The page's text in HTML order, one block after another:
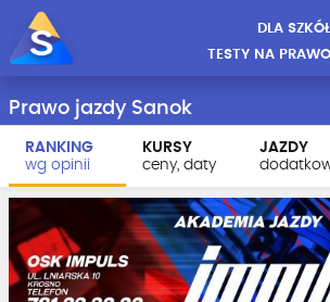
DLA
TESTY NA
Prawo jazdy Sanok
RANKING
wg opinii
KURSY
ceny, daty
JAZDY